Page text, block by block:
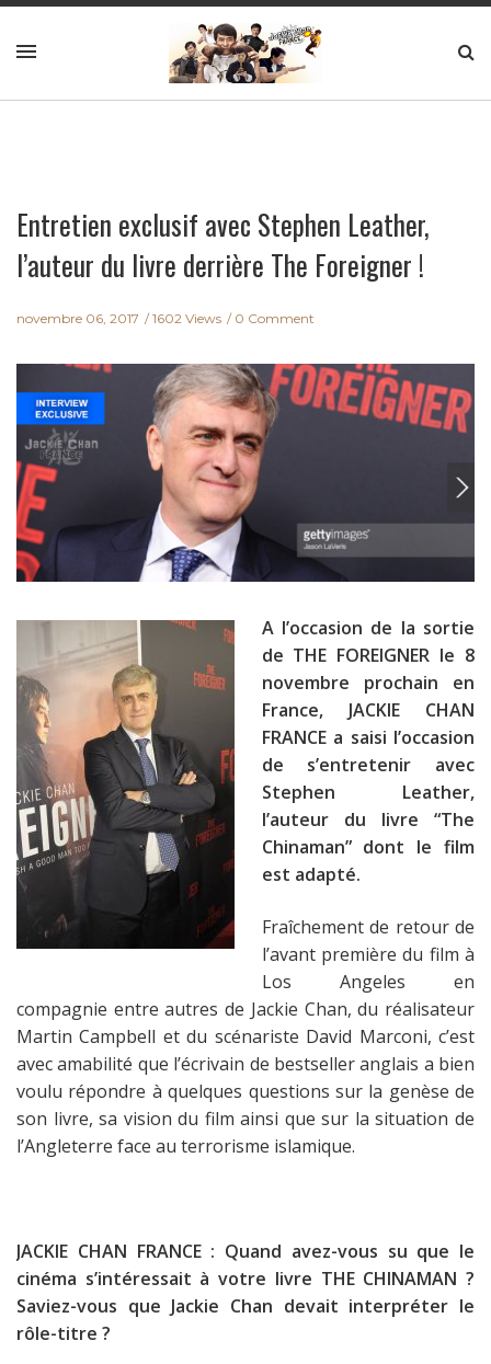
Entretien exclusif avec Stephen Leather,
l’auteur du livre derrière The Foreigner !
novembre 06, 2017 1602 Views 0 Comment
A l’occasion de la sortie
de THE FOREIGNER le 8
novembre prochain en
France, JACKIE CHAN
FRANCE a saisi l’occasion
de s’entretenir avec
Stephen Leather,
l’auteur du livre “The
Chinaman” dont le film
est adapté.
Fraîchement de retour de
l’avant première du film à
Los Angeles en
compagnie entre autres de Jackie Chan, du réalisateur
Martin Campbell et du scénariste David Marconi, c’est
avec amabilité que l’écrivain de bestseller anglais a bien
voulu répondre à quelques questions sur la genèse de
son livre, sa vision du film ainsi que sur la situation de
l’Angleterre face au terrorisme islamique.
JACKIE CHAN FRANCE : Quand avez-vous su que le
cinéma s’intéressait à votre livre THE CHINAMAN ?
Saviez-vous que Jackie Chan devait interpréter le
rôle-titre ?